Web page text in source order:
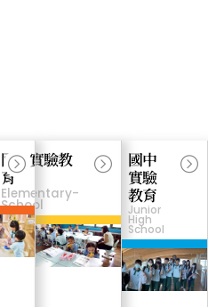
國小實驗教
育
Elementary-
School
國中
實驗
教育
Junior
High
School